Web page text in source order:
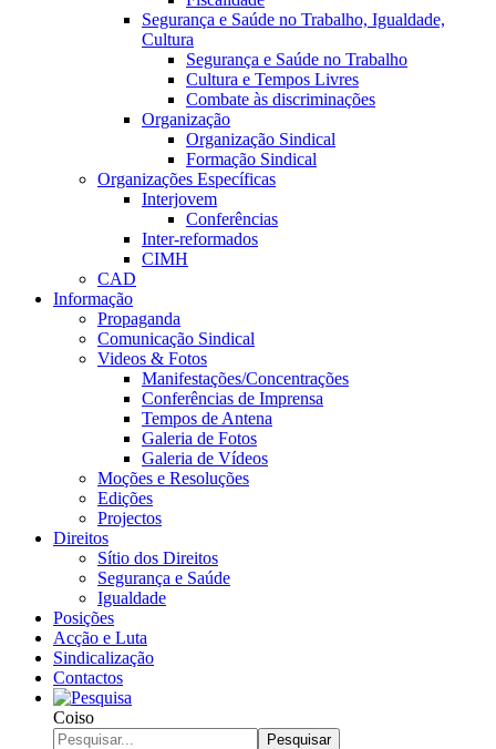
Segurança e Saúde no Trabalho, Igualdade,
Cultura
Segurança e Saúde no Trabalho
Cultura e Tempos Livres
Combate às discriminações
Organização
Organização Sindical
Formação Sindical
Organizações Específicas
Interjovem
Conferências
Inter-reformados
CIMH
CAD
Informação
Propaganda
Comunicação Sindical
Videos & Fotos
Manifestações/Concentrações
Conferências de Imprensa
Tempos de Antena
Galeria de Fotos
Galeria de Vídeos
Moções e Resoluções
Edições
Projectos
Direitos
Sítio dos Direitos
Segurança e Saúde
Igualdade
Posições
Acção e Luta
Sindicalização
Contactos
Coiso
Pesquisar